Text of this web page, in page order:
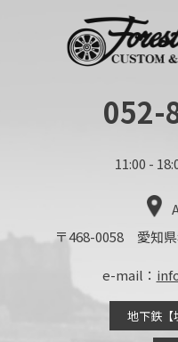
052-
11:00 -
〒468-0058 愛知
e-mail：
地下鉄【